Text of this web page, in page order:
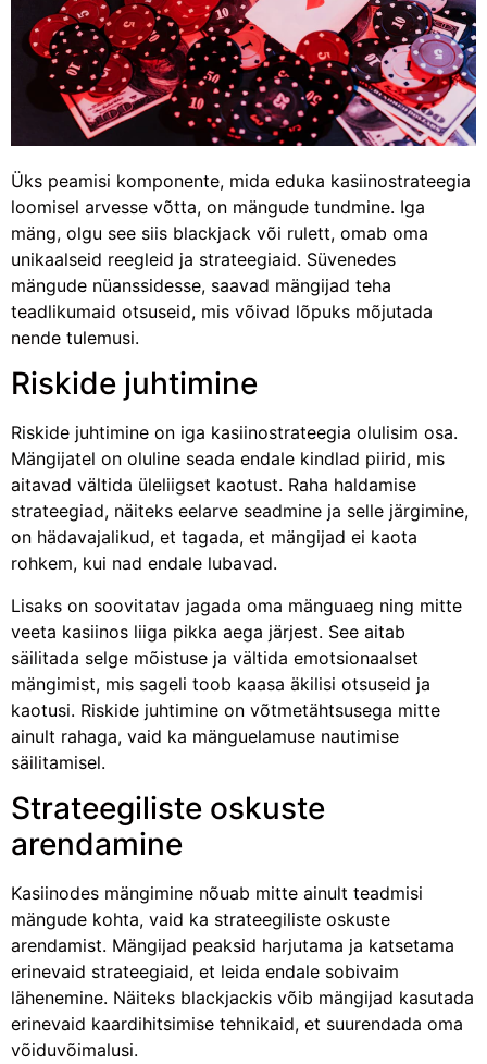
Üks peamisi komponente, mida eduka kasiinostrateegia
loomisel arvesse võtta, on mängude tundmine. Iga
mäng, olgu see siis blackjack või rulett, omab oma
unikaalseid reegleid ja strateegiaid. Süvenedes
mängude nüanssidesse, saavad mängijad teha
teadlikumaid otsuseid, mis võivad lõpuks mõjutada
nende tulemusi.
Riskide juhtimine
Riskide juhtimine on iga kasiinostrateegia olulisim osa.
Mängijatel on oluline seada endale kindlad piirid, mis
aitavad vältida üleliigset kaotust. Raha haldamise
strateegiad, näiteks eelarve seadmine ja selle järgimine,
on hädavajalikud, et tagada, et mängijad ei kaota
rohkem, kui nad endale lubavad.
Lisaks on soovitatav jagada oma mänguaeg ning mitte
veeta kasiinos liiga pikka aega järjest. See aitab
säilitada selge mõistuse ja vältida emotsionaalset
mängimist, mis sageli toob kaasa äkilisi otsuseid ja
kaotusi. Riskide juhtimine on võtmetähtsusega mitte
ainult rahaga, vaid ka mänguelamuse nautimise
säilitamisel.
Strateegiliste oskuste
arendamine
Kasiinodes mängimine nõuab mitte ainult teadmisi
mängude kohta, vaid ka strateegiliste oskuste
arendamist. Mängijad peaksid harjutama ja katsetama
erinevaid strateegiaid, et leida endale sobivaim
lähenemine. Näiteks blackjackis võib mängijad kasutada
erinevaid kaardihitsimise tehnikaid, et suurendada oma
võiduvõimalusi.